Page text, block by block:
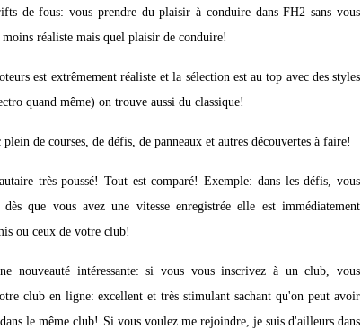
de fous: vous prendre du plaisir à conduire dans FH2 sans vous
réaliste mais quel plaisir de conduire!
est extrêmement réaliste et la sélection est au top avec des styles
quand même) on trouve aussi du classique!
de courses, de défis, de panneaux et autres découvertes à faire!
très poussé! Tout est comparé! Exemple: dans les défis, vous
que vous avez une vitesse enregistrée elle est immédiatement
ou ceux de votre club!
nouveauté intéressante: si vous vous inscrivez à un club, vous
club en ligne: excellent et très stimulant sachant qu'on peut avoir
le même club! Si vous voulez me rejoindre, je suis d'ailleurs dans